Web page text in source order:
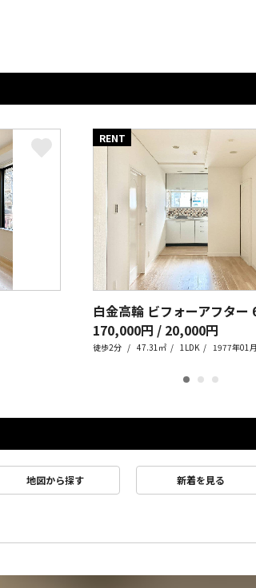
RENT
白金高輪 ビフォーアフター
170,000円 / 20,000円
徒歩2分 47.31㎡ 1LDK 1977年01月
地図から探す 新着を見る